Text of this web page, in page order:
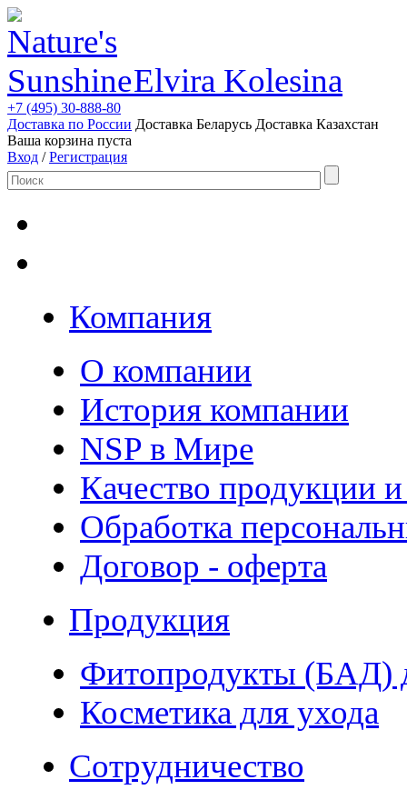
Elvira Kolesina
+7 (495) 30-888-80
Доставка по России Доставка Беларусь Доставка Казахстан
Ваша корзина пуста
Вход /Регистрация
Компания
О компании
История компании
NSP в Мире
Качество продукции
Обработка
Договор - оферта
Продукция
Фитопродукты (БАД)
Косметика для ухода
Сотрудничество